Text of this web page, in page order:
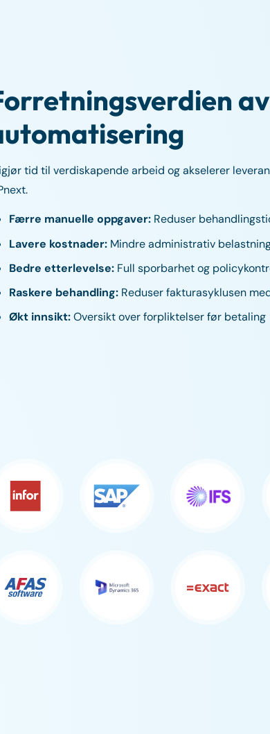
tid til verdiskapende arbeid og akselerer
Færre manuelle oppgaver: Reduser
Lavere kostnader: Mindre administrativ
Bedre etterlevelse: Full sporbarhet og
Raskere behandling: Reduser fakturasyklusen
Økt innsikt:Oversikt over forpliktelser før betaling